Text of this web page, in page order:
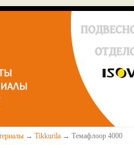
→ Tikkurila → Темафлоор 4000